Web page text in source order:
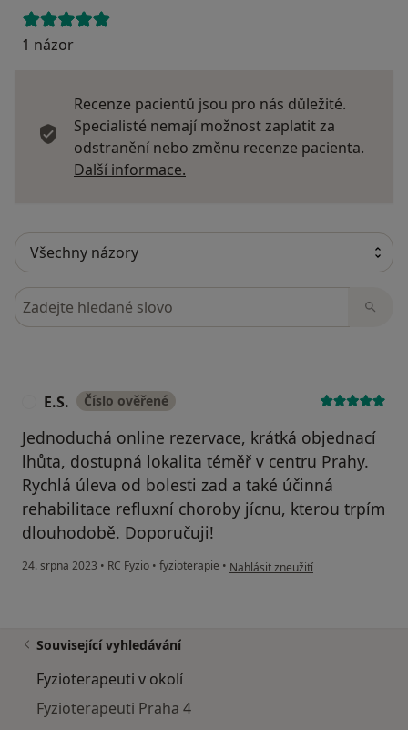
1 názor
Recenze pacientů jsou pro nás důležité.
Specialisté nemají možnost zaplatit za
odstranění nebo změnu recenze pacienta.
Další informace.
Hledejte v názorech
E.S. Číslo ověřené
Jednoduchá online rezervace, krátká objednací
lhůta, dostupná lokalita téměř v centru Prahy.
Rychlá úleva od bolesti zad a také účinná
rehabilitace refluxní choroby jícnu, kterou trpím
dlouhodobě. Doporučuji!
24. srpna 2023 • RC Fyzio • fyzioterapie • podle názoru uživatele E.S.
Nahlásit zneužití
Související vyhledávání
Fyzioterapeuti v okolí
Fyzioterapeuti Praha 4